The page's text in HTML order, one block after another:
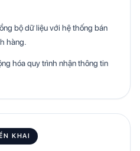
bộ dữ liệu với hệ thống bán
hàng.
hóa quy trình nhận thông tin
KHAI